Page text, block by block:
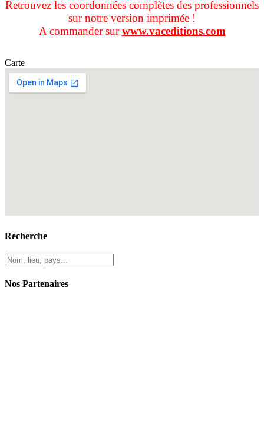
Retrouvez les coordonnées complètes des professionnels
sur notre version imprimée !
A commander surwww.vaceditions.com
Carte
Recherche
Nos Partenaires